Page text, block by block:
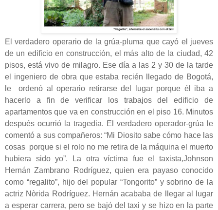
El verdadero operario de la grúa-pluma que cayó el jueves
de un edificio en construcción, el más alto de la ciudad, 42
pisos, está vivo de milagro. Ese día a las 2 y 30 de la tarde
el ingeniero de obra que estaba recién llegado de Bogotá,
le ordenó al operario retirarse del lugar porque él iba a
hacerlo a fin de verificar los trabajos del edificio de
apartamentos que va en construcción en el piso 16. Minutos
después ocurrió la tragedia. El verdadero operador-grúa le
comentó a sus compañeros: “Mi Diosito sabe cómo hace las
cosas porque si el rolo no me retira de la máquina el muerto
hubiera sido yo”. La otra víctima fue el taxista,Johnson
Hernán Zambrano Rodríguez, quien era payaso conocido
como “regalito”, hijo del popular “Tongorito” y sobrino de la
actriz Nòrida Rodríguez. Hernán acababa de llegar al lugar
a esperar carrera, pero se bajó del taxi y se hizo en la parte